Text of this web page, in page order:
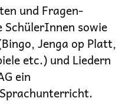
und Fragen-
sowie
Jenga op Platt,
etc.) und Liedern
ein